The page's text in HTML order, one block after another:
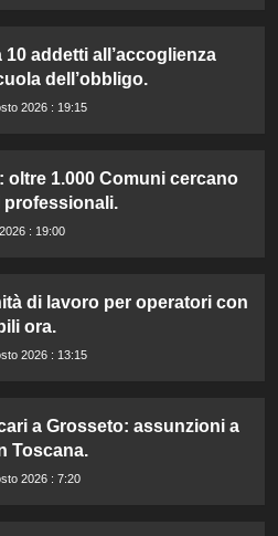
addetti all’accoglienza
dell’obbligo.
2026 : 19:15
oltre 1.000 Comuni cercano
professionali.
: 19:00
di lavoro per operatori con
ora.
2026 : 13:15
a Grosseto: assunzioni a
Toscana.
2026 : 7:20